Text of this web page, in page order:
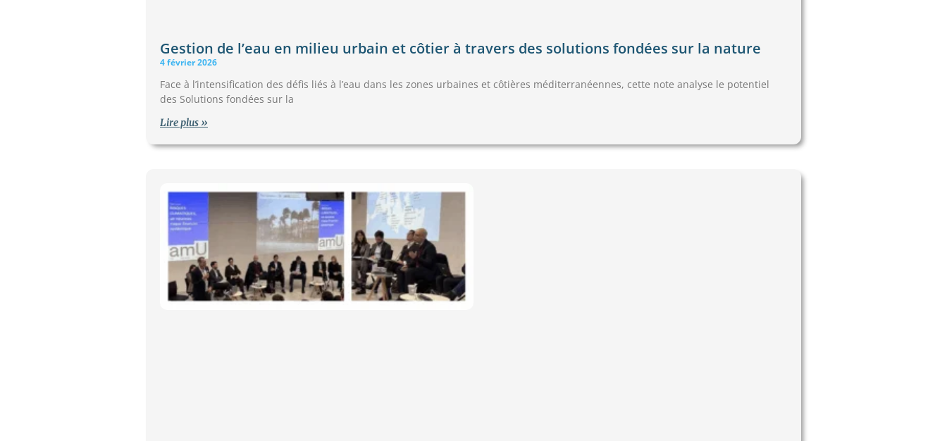
Gestion de l’eau en milieu urbain et côtier à travers des solutions fondées sur la nature
4 février 2026
Face à l’intensification des défis liés à l’eau dans les zones urbaines et côtières méditerranéennes, cette note analyse le potentiel
des Solutions fondées sur la
Lire plus »